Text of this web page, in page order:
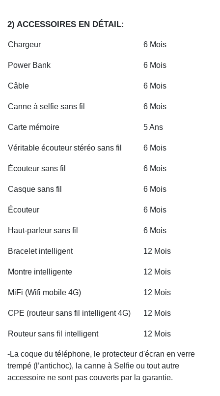
2) ACCESSOIRES EN DÉTAIL:
Chargeur 6 Mois
Power Bank 6 Mois
Câble 6 Mois
Canne à selfie sans fil 6 Mois
Carte mémoire 5 Ans
Véritable écouteur stéréo sans fil 6 Mois
Écouteur sans fil 6 Mois
Casque sans fil 6 Mois
Écouteur 6 Mois
Haut-parleur sans fil 6 Mois
Bracelet intelligent 12 Mois
Montre intelligente 12 Mois
MiFi (Wifi mobile 4G) 12 Mois
CPE (routeur sans fil intelligent 4G) 12 Mois
Routeur sans fil intelligent 12 Mois
-La coque du téléphone, le protecteur d'écran en verre
trempé (l’antichoc), la canne à Selfie ou tout autre
accessoire ne sont pas couverts par la garantie.